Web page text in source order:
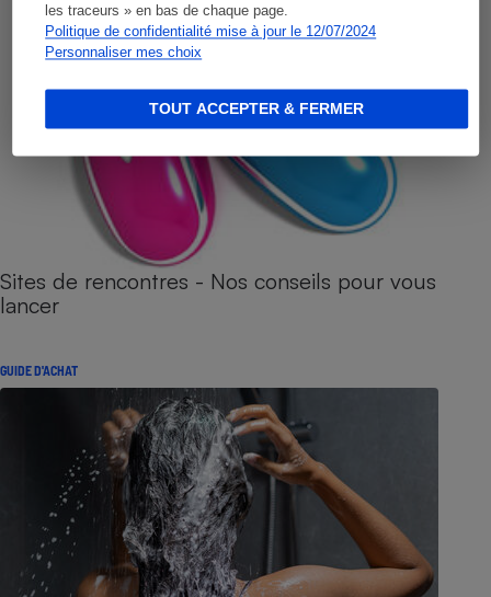
les traceurs » en bas de chaque page.
Politique de confidentialité mise à jour le 12/07/2024
Personnaliser mes choix
TOUT ACCEPTER & FERMER
Sites de rencontres - Nos conseils pour vous
lancer
GUIDE D'ACHAT